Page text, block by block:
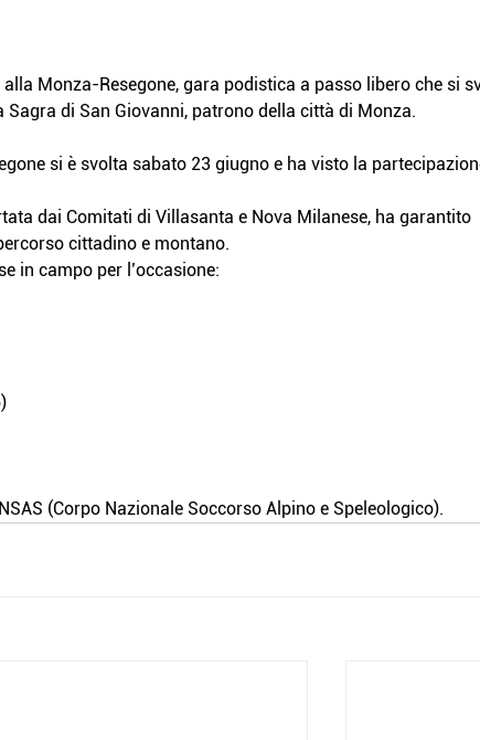
Monza-Resegone, gara podistica a passo libero che si
di San Giovanni, patrono della città di Monza.
si è svolta sabato 23 giugno e ha visto la
dai Comitati di Villasanta e Nova Milanese, ha garantito
cittadino e montano.
in campo per l’occasione:
(Corpo Nazionale Soccorso Alpino e Speleologico).